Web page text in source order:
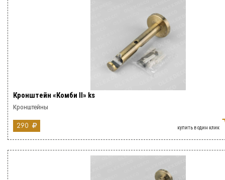
Кронштейн «Комби II» ks
Кронштейны
290 купить в один клик